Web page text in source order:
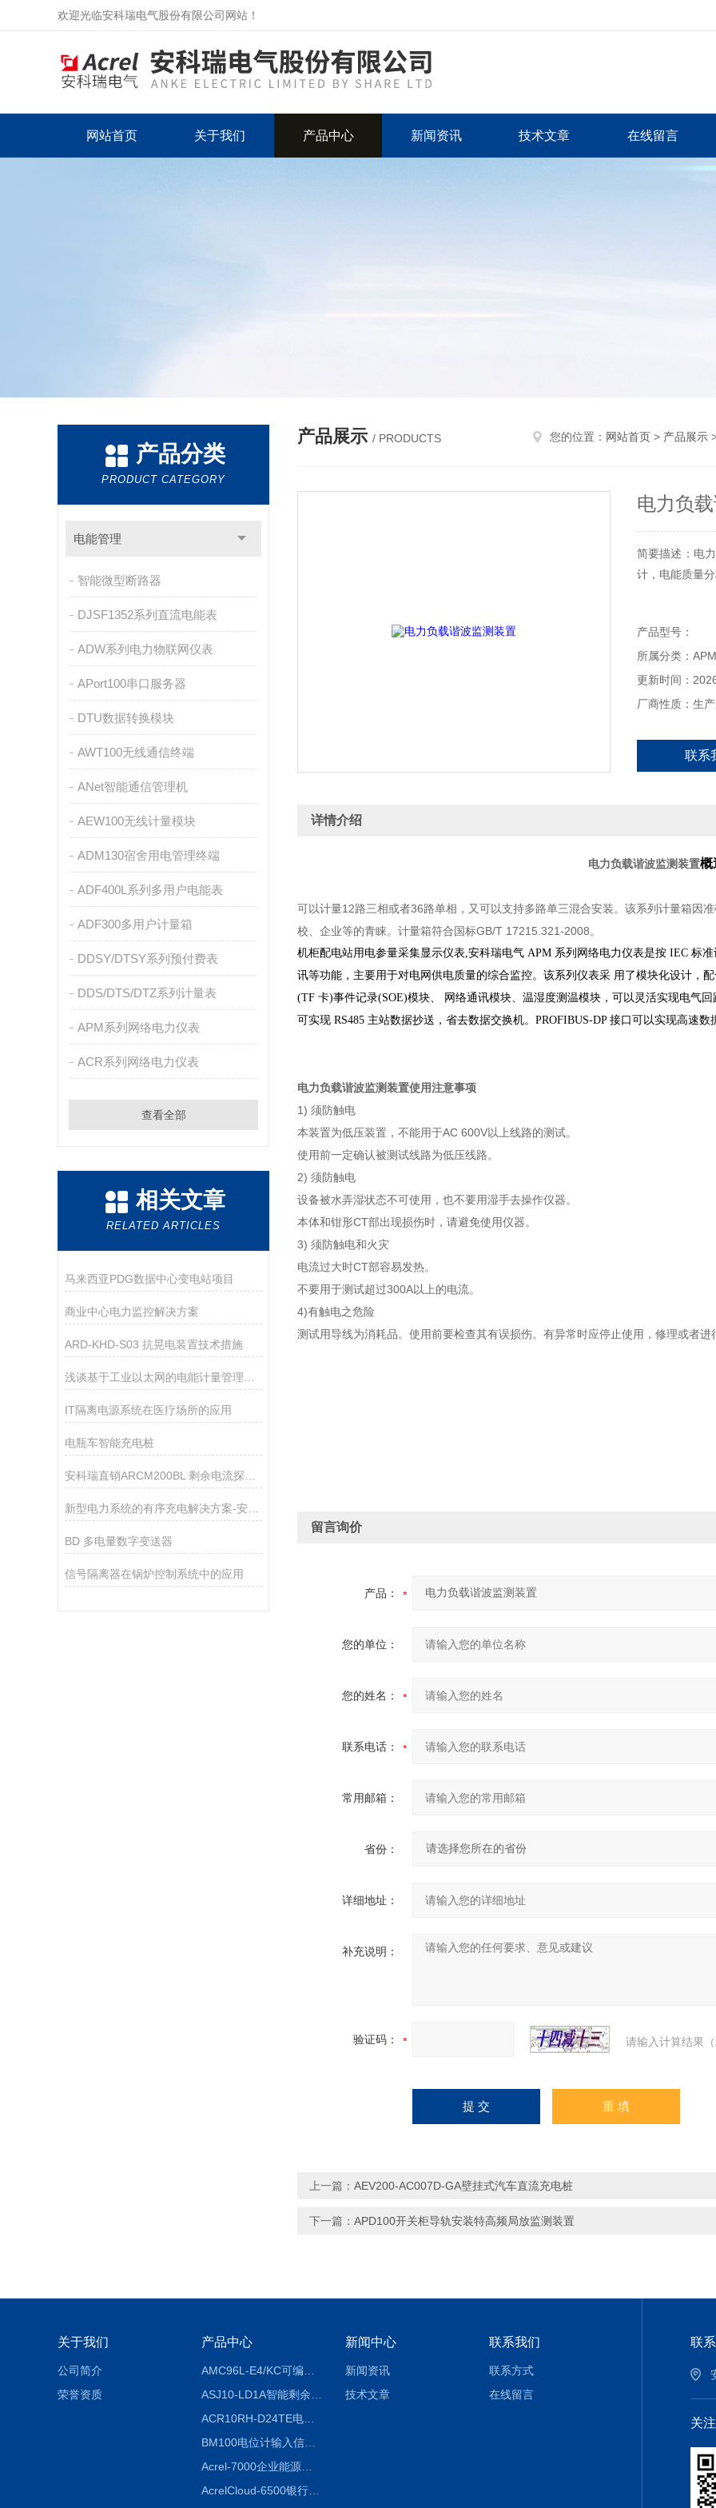
欢迎光临安科瑞电气股份有限公司网站！
网站首页 关于我们 产品中心 新闻资讯 技术文章 在线留言
产品分类
PRODUCT CATEGORY
电能管理
智能微型断路器
DJSF1352系列直流电能表
ADW系列电力物联网仪表
APort100串口服务器
DTU数据转换模块
AWT100无线通信终端
ANet智能通信管理机
AEW100无线计量模块
ADM130宿舍用电管理终端
ADF400L系列多用户电能表
ADF300多用户计量箱
DDSY/DTSY系列预付费表
DDS/DTS/DTZ系列计量表
APM系列网络电力仪表
ACR系列网络电力仪表
查看全部
相关文章
RELATED ARTICLES
马来西亚PDG数据中心变电站项目
商业中心电力监控解决方案
ARD-KHD-S03 抗晃电装置技术措施
IT隔离电源系统在医疗场所的应用
电瓶车智能充电桩
新型电力系统的有序充电解决方案-安科瑞电能服务综合管理平台
BD 多电量数字变送器
信号隔离器在锅炉控制系统中的应用
产品展示 / PRODUCTS 您的位置： 网站首页 > 产品展示
电力负
简要描述：电
计，电能质量
产品型号：
所属分类：
更新时间：
厂商性质：生
联系
详情介绍
电力负载谐波监测装置概
可以计量12路三相或者36路单相，又可以支持多路单三混合安装。该系列计量箱因
校、企业等的青睐。计量箱符合国标GB/T 17215.321-2008。
机柜配电站用电参量采集显示仪表,安科瑞电气 APM 系列网络电力仪表是按 IEC 标
讯等功能，主要用于对电网供电质量的综合监控。该系列仪表采 用了模块化设计，
(TF 卡)事件记录(SOE)模块、
网络通讯模块、温湿度测温模块，可以灵活实现电气
可实现 RS485 主站数据抄送，省去数据交换机。PROFIBUS-DP 接口可以实现高速
电力负载谐波监测装置使用注意事项
1) 须防触电
本装置为低压装置，不能用于AC 600V以上线路的测试。
使用前一定确认被测试线路为低压线路。
2) 须防触电
设备被水弄湿状态不可使用，也不要用湿手去操作仪器。
本体和钳形CT部出现损伤时，请避免使用仪器。
3) 须防触电和火灾
电流过大时CT部容易发热。
不要用于测试超过300A以上的电流。
4)有触电之危险
测试用导线为消耗品。使用前要检查其有误损伤。有异常时应停止使用，修理或者进
留言询价
产品：
您的单位：
您的姓名：
联系电话：
常用邮箱：
省份：
详细地址：
补充说明：
验证码： 请输入计算结果
上一篇： AEV200-AC007D-GA壁挂式汽车直流充电桩
下一篇： APD100开关柜导轨安装特高频局放监测装置
关于我们
公司简介
荣誉资质
产品中心
ACR10RH-D24TE电力仪表外置开口式互感器
BM100电位计输入信号隔离器
Acrel-7000企业能源管控平台
AcrelCloud-6500银行业安全用电能耗云平台
新闻中心
新闻资讯
技术文章
联系我们
联系方式
在线留言
联
关